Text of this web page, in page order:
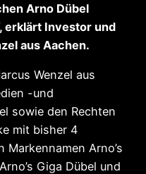
Arno Dübel
erklärt Investor und
aus Aachen.
Wenzel aus
-und
sowie den Rechten
mit bisher 4
Arno’s
Giga Dübel und